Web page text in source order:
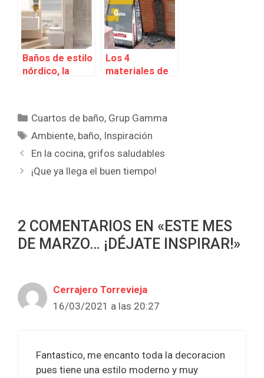
GAMMA
Baños de estilo
nórdico, la
Los 4
materiales de
Categorías
Cuartos de baño, Grup Gamma
Etiquetas
Ambiente, baño, Inspiración
En la cocina, grifos saludables
¡Que ya llega el buen tiempo!
2 COMENTARIOS EN «ESTE MES
DE MARZO… ¡DÉJATE INSPIRAR!»
Cerrajero Torrevieja
16/03/2021 a las 20:27
Fantastico, me encanto toda la decoracion
pues tiene una estilo moderno y muy